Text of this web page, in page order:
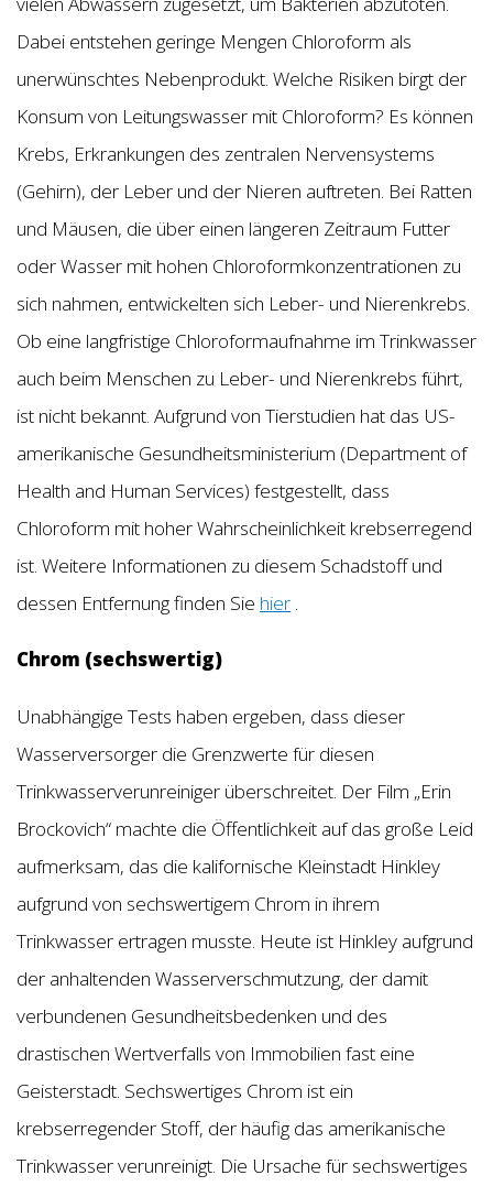
Dabei entstehen geringe Mengen Chloroform als
unerwünschtes Nebenprodukt. Welche Risiken birgt der
Konsum von Leitungswasser mit Chloroform? Es können
Krebs, Erkrankungen des zentralen Nervensystems
(Gehirn), der Leber und der Nieren auftreten. Bei Ratten
und Mäusen, die über einen längeren Zeitraum Futter
oder Wasser mit hohen Chloroformkonzentrationen zu
sich nahmen, entwickelten sich Leber- und Nierenkrebs.
Ob eine langfristige Chloroformaufnahme im Trinkwasser
auch beim Menschen zu Leber- und Nierenkrebs führt,
ist nicht bekannt. Aufgrund von Tierstudien hat das US-
amerikanische Gesundheitsministerium (Department of
Health and Human Services) festgestellt, dass
Chloroform mit hoher Wahrscheinlichkeit krebserregend
ist. Weitere Informationen zu diesem Schadstoff und
dessen Entfernung finden Sie hier .
Chrom (sechswertig)
Unabhängige Tests haben ergeben, dass dieser
Wasserversorger die Grenzwerte für diesen
Trinkwasserverunreiniger überschreitet. Der Film „Erin
Brockovich“ machte die Öffentlichkeit auf das große Leid
aufmerksam, das die kalifornische Kleinstadt Hinkley
aufgrund von sechswertigem Chrom in ihrem
Trinkwasser ertragen musste. Heute ist Hinkley aufgrund
der anhaltenden Wasserverschmutzung, der damit
verbundenen Gesundheitsbedenken und des
drastischen Wertverfalls von Immobilien fast eine
Geisterstadt. Sechswertiges Chrom ist ein
krebserregender Stoff, der häufig das amerikanische
Trinkwasser verunreinigt. Die Ursache für sechswertiges